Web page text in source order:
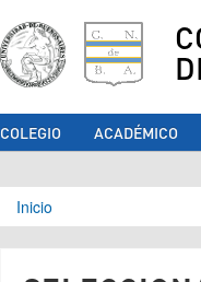
COLEGIO ACADÉMICO
Se
Inicio